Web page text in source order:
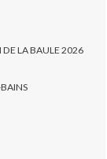
DE LA BAULE 2026